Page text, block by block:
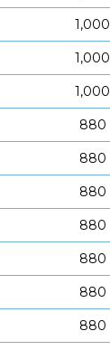
1,000
1,000
1,000
880
880
880
880
880
880
880